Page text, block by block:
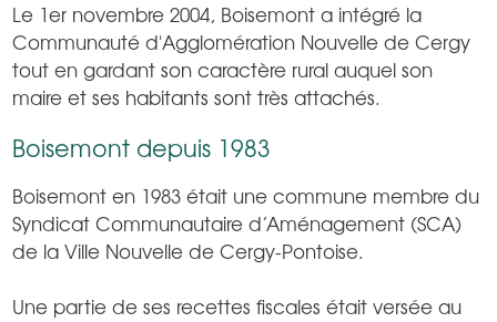
Le 1er novembre 2004, Boisemont a intégré la
Communauté d'Agglomération Nouvelle de Cergy
tout en gardant son caractère rural auquel son
maire et ses habitants sont très attachés.
Boisemont depuis 1983
Boisemont en 1983 était une commune membre du
Syndicat Communautaire d’Aménagement (SCA)
de la Ville Nouvelle de Cergy-Pontoise.
Une partie de ses recettes fiscales était versée au